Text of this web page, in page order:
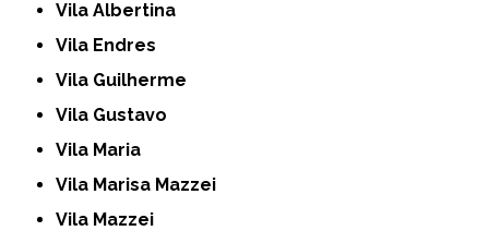
Vila Albertina
Vila Endres
Vila Guilherme
Vila Gustavo
Vila Maria
Vila Marisa Mazzei
Vila Mazzei